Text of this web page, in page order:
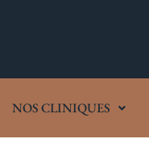
NOS CLINIQUES